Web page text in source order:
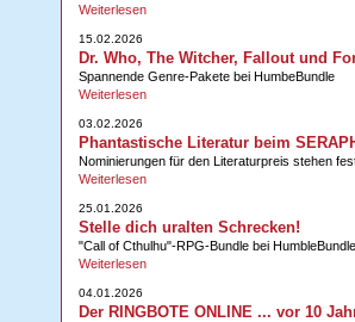
Weiterlesen
15.02.2026
Dr. Who, The Witcher, Fallout und
Spannende Genre-Pakete bei HumbeBundle
Weiterlesen
03.02.2026
Phantastische Literatur beim
Nominierungen für den Literaturpreis stehen
Weiterlesen
25.01.2026
Stelle dich uralten Schrecken!
"Call of Cthulhu"-RPG-Bundle bei HumbleBundle
Weiterlesen
04.01.2026
Der RINGBOTE ONLINE ... vor 10